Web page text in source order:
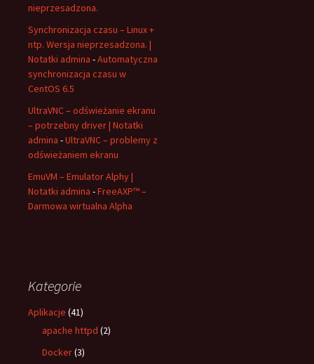
nieprzesadzona.
Synchronizacja czasu – Linux +
ntp. Wersja nieprzesadzona. |
Notatki admina -Automatyczna
synchronizacja czasu w
CentOS 6.5
UltraVNC – odświeżanie ekranu
– potrzebny driver | Notatki
admina -UltraVNC – problemy z
odświeżaniem ekranu
EmuVM – Emulator Alphy |
Notatki admina -FreeAXP™ –
Darmowa wirtualna Alpha
Kategorie
Aplikacje (41)
apache httpd (2)
Docker(3)